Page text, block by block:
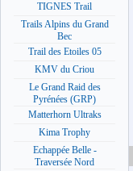
TIGNES Trail
Trails Alpins du Grand
Bec
Trail des Etoiles 05
KMV du Criou
Le Grand Raid des
Pyrénées (GRP)
Matterhorn Ultraks
Kima Trophy
Echappée Belle -
Traversée Nord